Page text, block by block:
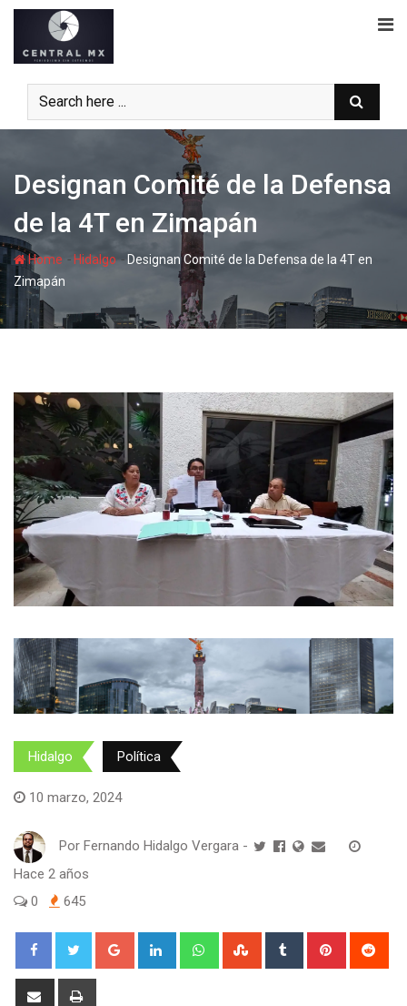
Skip
content
Designan Comité de la Defensa
de la 4T en Zimapán
Home - Hidalgo- Designan Comité de la Defensa de la 4T en
Zimapán
Hidalgo Política
10 marzo, 2024
Por Fernando Hidalgo Vergara -
Hace 2 años
0
645
Google+ LinkedIn WhatsappStumbleUpon
Tumblr Pinterest
Share